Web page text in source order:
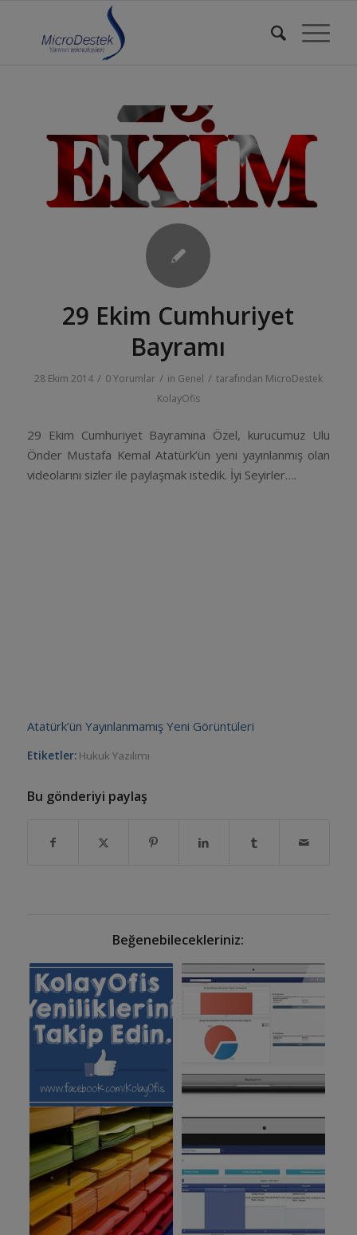
29 Ekim Cumhuriyet
Bayramı
28 Ekim 2014 / 0 Yorumlar / in Genel / tarafından MicroDestek
KolayOfis
29 Ekim Cumhuriyet Bayramına Özel, kurucumuz Ulu
Önder Mustafa Kemal Atatürk’ün yeni yayınlanmış olan
videolarını sizler ile paylaşmak istedik. İyi Seyirler….
Atatürk’ün Yayınlanmamış Yeni Görüntüleri
Etiketler: Hukuk Yazılımı
Bu gönderiyi paylaş
Beğenebilecekleriniz: